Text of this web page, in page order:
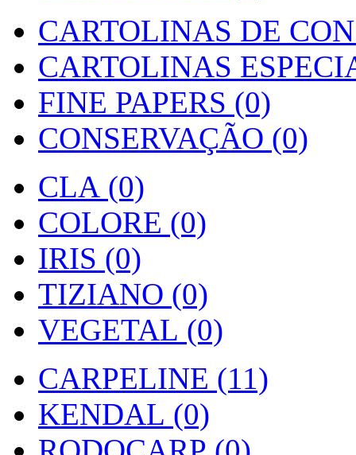
CARTOLINAS DE
CARTOLINAS
FINE PAPERS (0)
CONSERVAÇÃO (0)
CLA (0)
COLORE (0)
IRIS (0)
TIZIANO (0)
VEGETAL (0)
CARPELINE (11)
KENDAL (0)